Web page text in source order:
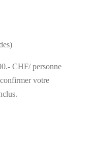
CHF/ personne
votre